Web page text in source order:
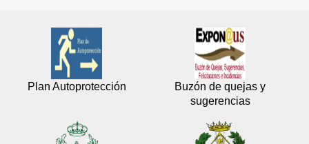
Plan Autoprotección
Buzón de quejas y
sugerencias